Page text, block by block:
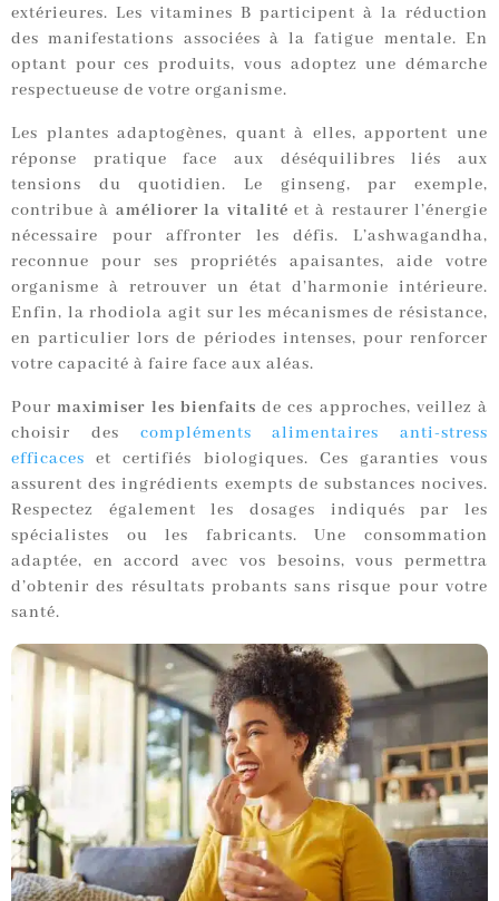
extérieures. Les vitamines B participent à la réduction
des manifestations associées à la fatigue mentale. En
optant pour ces produits, vous adoptez une démarche
respectueuse de votre organisme.
Les plantes adaptogènes, quant à elles, apportent une
réponse pratique face aux déséquilibres liés aux
tensions du quotidien. Le ginseng, par exemple,
contribue à améliorer la vitalité et à restaurer l’énergie
nécessaire pour affronter les défis. L’ashwagandha,
reconnue pour ses propriétés apaisantes, aide votre
organisme à retrouver un état d’harmonie intérieure.
Enfin, la rhodiola agit sur les mécanismes de résistance,
en particulier lors de périodes intenses, pour renforcer
votre capacité à faire face aux aléas.
Pourmaximiser les bienfaits de ces approches, veillez à
choisir des compléments alimentaires anti-stress
efficaces et certifiés biologiques. Ces garanties vous
assurent des ingrédients exempts de substances nocives.
Respectez également les dosages indiqués par les
spécialistes ou les fabricants. Une consommation
adaptée, en accord avec vos besoins, vous permettra
d’obtenir des résultats probants sans risque pour votre
santé.